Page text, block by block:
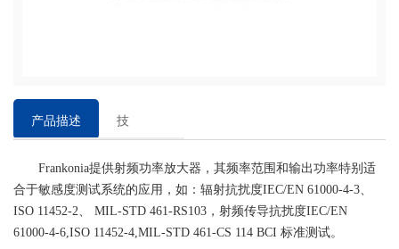
产品描述
技
参
数
Frankonia提供射频功率放大器，其频率范围和输出功率特别适
合于敏感度测试系统的应用，如：辐射抗扰度IEC/EN 61000-4-3、
ISO 11452-2、 MIL-STD 461-RS103，射频传导抗扰度IEC/EN
61000-4-6,ISO 11452-4,MIL-STD 461-CS 114 BCI 标准测试。